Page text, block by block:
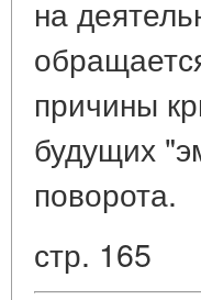
на
причины
будущих
поворота.
стр. 165